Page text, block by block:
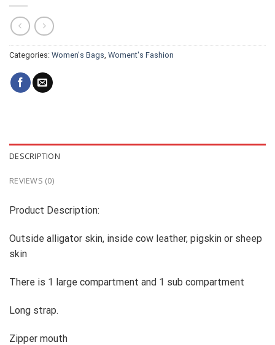
Categories: Women's Bags, Woment's Fashion
DESCRIPTION
REVIEWS (0)
Product Description:
Outside alligator skin, inside cow leather, pigskin or sheep
skin
There is 1 large compartment and 1 sub compartment
Long strap.
Zipper mouth